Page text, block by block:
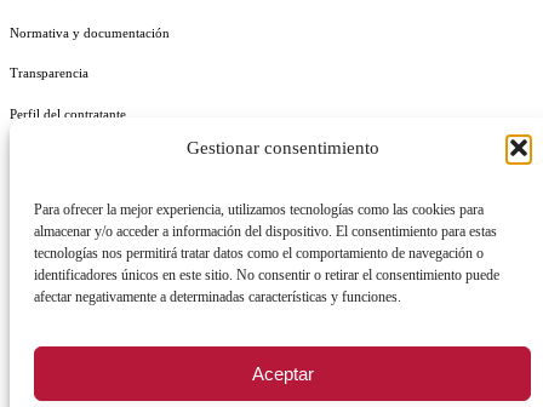
Gestionar consentimiento
Para ofrecer la mejor experiencia, utilizamos tecnologías como las cookies para
almacenar y/o acceder a información del dispositivo. El consentimiento para estas
tecnologías nos permitirá tratar datos como el comportamiento de navegación o
identificadores únicos en este sitio. No consentir o retirar el consentimiento puede
afectar negativamente a determinadas características y funciones.
Aceptar
Normativa y documentación
Transparencia
Perfil del contratante
REGISTRO DE ACTIVIDADES DE TRATAMIENTO